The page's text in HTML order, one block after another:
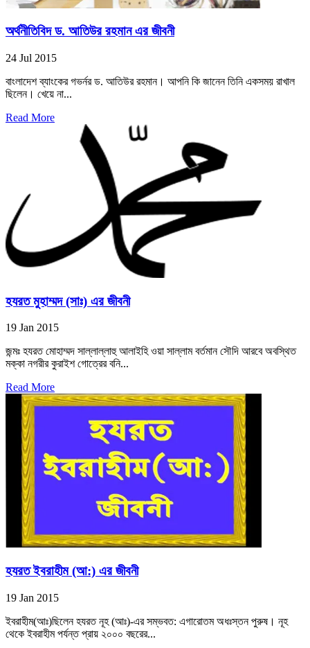
অর্থনীতিবিদ ড. আতিউর রহমান এর জীবনী
24 Jul 2015
বাংলাদেশ ব্যাংকের গভর্নর ড. আতিউর রহমান। আপনি কি জানেন তিনি একসময় রাখাল
ছিলেন। খেয়ে না...
Read More
হযরত মুহাম্মদ (সাঃ) এর জীবনী
19 Jan 2015
জন্মঃ হযরত মোহাম্মদ সাল্লাল্লাহু আলাইহি ওয়া সাল্লাম বর্তমান সৌদি আরবে অবস্থিত
মক্কা নগরীর কুরাইশ গোত্রের বনি...
Read More
হযরত ইবরাহীম (আ:) এর জীবনী
19 Jan 2015
ইবরাহীম(আঃ)ছিলেন হযরত নূহ (আঃ)-এর সম্ভবত: এগারোতম অধঃস্তন পুরুষ। নূহ
থেকে ইবরাহীম পর্যন্ত প্রায় ২০০০ বছরের...